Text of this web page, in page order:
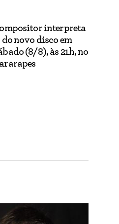
interpreta
novo disco em
(8/8), às 21h, no